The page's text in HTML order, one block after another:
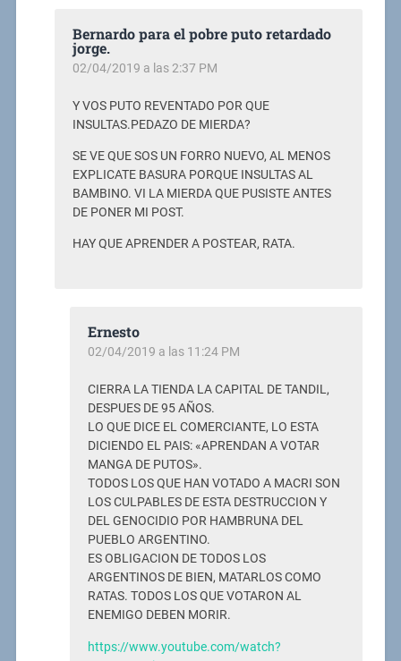
Bernardo para el pobre puto retardado
jorge.
02/04/2019 a las 2:37 PM
Y VOS PUTO REVENTADO POR QUE
INSULTAS.PEDAZO DE MIERDA?
SE VE QUE SOS UN FORRO NUEVO, AL MENOS
EXPLICATE BASURA PORQUE INSULTAS AL
BAMBINO. VI LA MIERDA QUE PUSISTE ANTES
DE PONER MI POST.
HAY QUE APRENDER A POSTEAR, RATA.
Ernesto
02/04/2019 a las 11:24 PM
CIERRA LA TIENDA LA CAPITAL DE TANDIL,
DESPUES DE 95 AÑOS.
LO QUE DICE EL COMERCIANTE, LO ESTA
DICIENDO EL PAIS: «APRENDAN A VOTAR
MANGA DE PUTOS».
TODOS LOS QUE HAN VOTADO A MACRI SON
LOS CULPABLES DE ESTA DESTRUCCION Y
DEL GENOCIDIO POR HAMBRUNA DEL
PUEBLO ARGENTINO.
ES OBLIGACION DE TODOS LOS
ARGENTINOS DE BIEN, MATARLOS COMO
RATAS. TODOS LOS QUE VOTARON AL
ENEMIGO DEBEN MORIR.
https://www.youtube.com/watch?